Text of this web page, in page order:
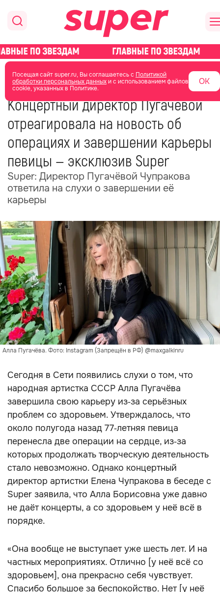
Посещая сайт super.ru, Вы соглашаетесь с Политикой
обработки персональных данныхи с использованием файлов
cookie, указанных в Политике.
ОК
главная новости о звездах новости
29 июня 12:33
Концертный директор Пугачёвой
отреагировала на новость об
операциях и завершении карьеры
певицы — эксклюзив Super
Super: Директор Пугачёвой Чупракова
ответила на слухи о завершении её
карьеры
Алла Пугачёва. Фото: Instagram (Запрещён в РФ) @maxgalkinru
Сегодня в Сети появились слухи о том, что
народная артистка СССР Алла Пугачёва
завершила свою карьеру из‑за серьёзных
проблем со здоровьем. Утверждалось, что
около полугода назад 77‑летняя певица
перенесла две операции на сердце, из‑за
которых продолжать творческую деятельность
стало невозможно. Однако концертный
директор артистки Елена Чупракова в беседе с
Super заявила, что Алла Борисовна уже давно
не даёт концерты, а со здоровьем у неё всё в
порядке.
«Она вообще не выступает уже шесть лет. И на
частных мероприятиях. Отлично [у неё всё со
здоровьем], она прекрасно себя чувствует.
Спасибо большое за беспокойство. Нет [у неё